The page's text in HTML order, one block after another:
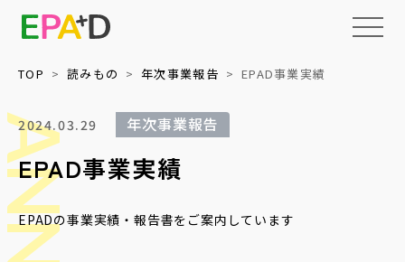
EPADとは
アーカイブについて
情報の整理・
活用
TOP 読みもの 年次事業報告 EPAD事業実績
2024.03.29 年次事業報告
EPAD事業実績
EPADの事業実績・報告書をご案内しています